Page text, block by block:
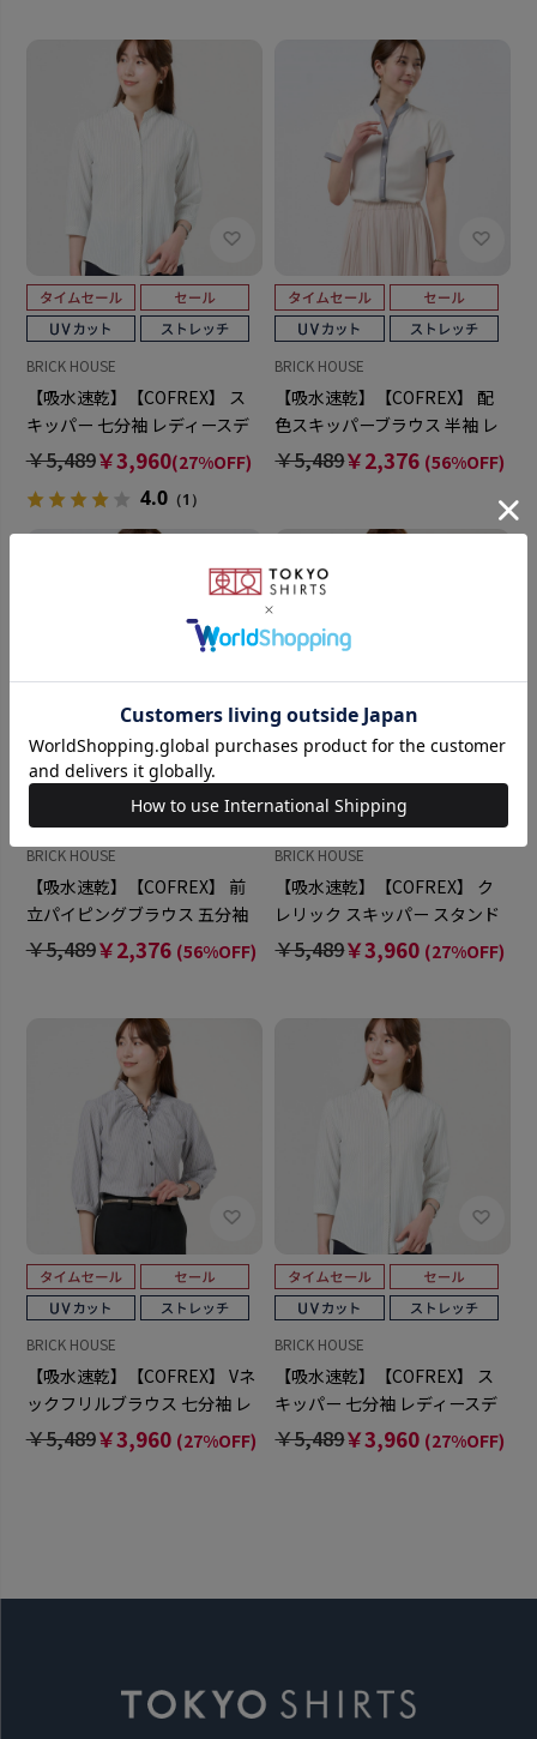
BRICK HOUSE
【吸水速乾】【COFREX】 ス
キッパー 七分袖 レディースデ
ザインシャツ
￥5,489￥3,960(27%OFF)
4.0（1）
BRICK HOUSE
【吸水速乾】【COFREX】 配
色スキッパーブラウス 半袖 レ
ディースデザインシャツ
￥5,489￥2,376 (56%OFF)
BRICK HOUSE
【吸水速乾】【COFREX】 前
立パイピングブラウス 五分袖
レディースデザインシャツ
￥5,489￥2,376 (56%OFF)
BRICK HOUSE
【吸水速乾】【COFREX】 ク
レリック スキッパー スタンド
タックブラウス 七分袖 レディ
ースデザインシャツ
￥5,489￥3,960 (27%OFF)
BRICK HOUSE
【吸水速乾】【COFREX】 Vネ
ックフリルブラウス 七分袖 レ
ディースデザインシャツ
￥5,489￥3,960 (27%OFF)
BRICK HOUSE
【吸水速乾】【COFREX】 ス
キッパー 七分袖 レディースデ
ザインシャツ
￥5,489￥3,960 (27%OFF)